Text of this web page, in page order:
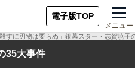
電子版TOP
メニュー
殺すに刃物は要らぬ」銀幕スター・志賀暁
35大事件